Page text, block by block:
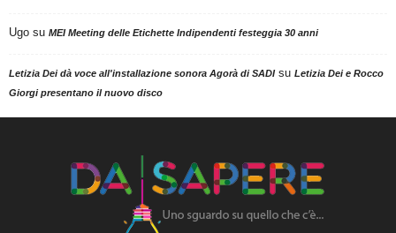
Ugo su MEI Meeting delle Etichette Indipendenti festeggia 30 anni
Letizia Dei dà voce all'installazione sonora Agorà di SADIsu Letizia Dei e Rocco
Giorgi presentano il nuovo disco